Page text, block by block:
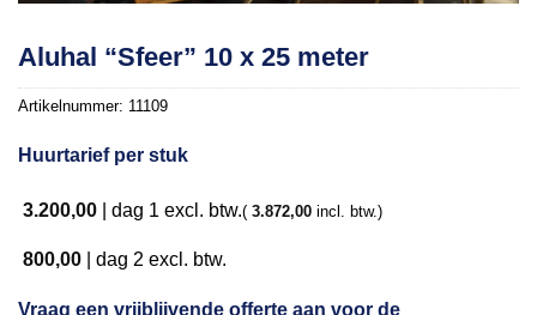
verlanglijst
Aluhal “Sfeer” 10 x 25 meter
Artikelnummer: 11109
Huurtarief per stuk
3.200,00 dag 1 excl. btw.( 3.872,00 incl. btw.)
800,00 dag 2 excl. btw.
Vraag een vrijblijvende offerte aan voor de